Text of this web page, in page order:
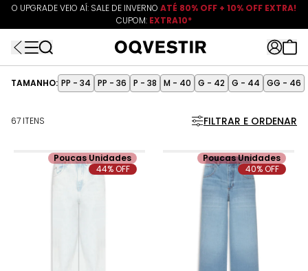
O UPGRADE VEIO AÍ: SALE DE INVERNO ATÉ 80% OFF + 10% OFF EXTRA!
CUPOM: EXTRA10*
10% OFF EXTRA
CUPOM:
EXTRA10FRETEAPP
R$499*
TAMANHO: PP - 34 PP - 36 P - 38 M - 40 G - 42 G - 44 GG - 46
67 ITENS FILTRAR E ORDENAR
Poucas Unidades
44% OFF
Poucas Unidades
40% OFF